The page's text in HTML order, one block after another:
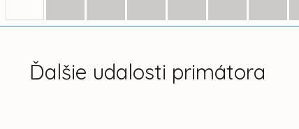
Ďalšie udalosti primátora